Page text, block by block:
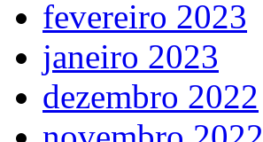
fevereiro 2023
janeiro 2023
dezembro 2022